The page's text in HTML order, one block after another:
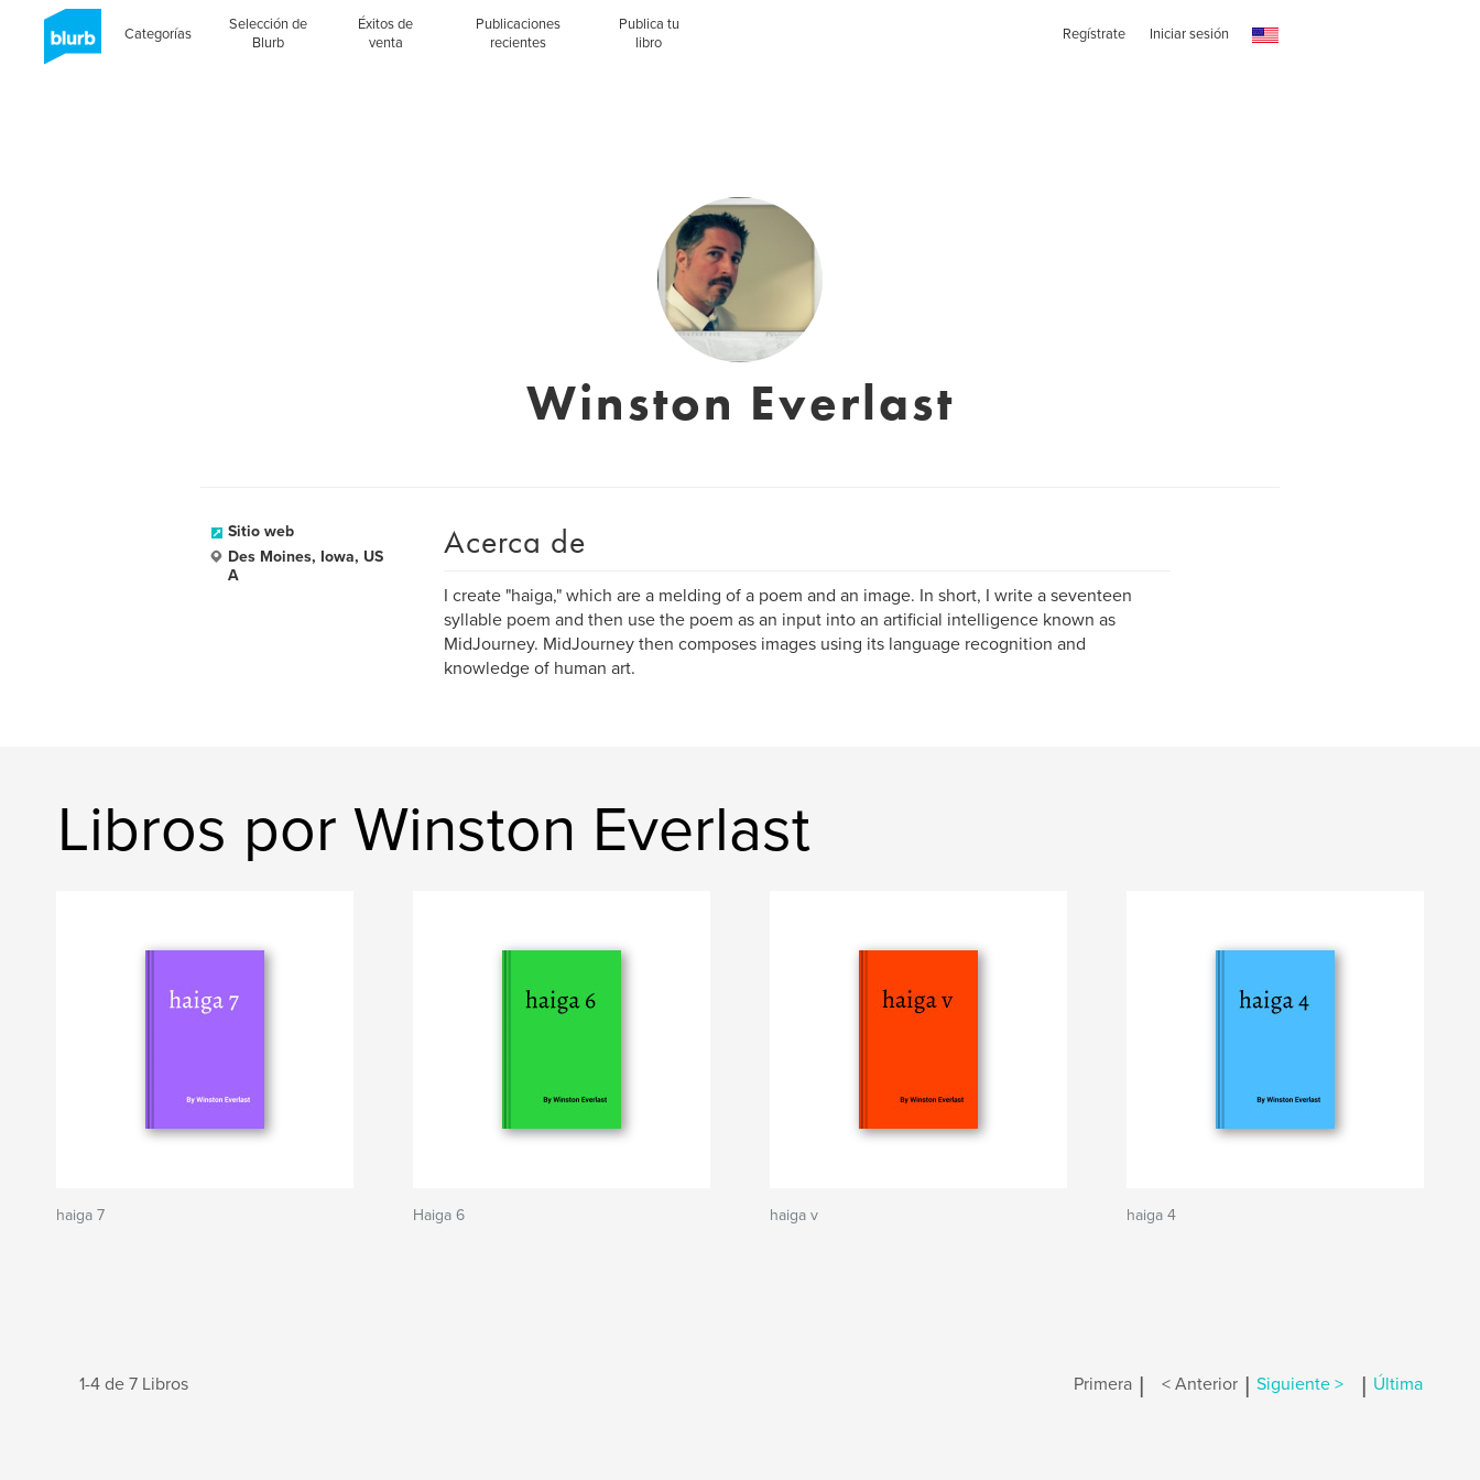
Categorías
Selección de
Blurb
Éxitos de
venta
Publicaciones
recientes
Publica tu
libro
Regístrate Iniciar sesión
Winston Everlast
Sitio web
Des Moines, Iowa, US
A
Acerca de
I create "haiga," which are a melding of a poem and an image. In short, I write a seventeen
syllable poem and then use the poem as an input into an artificial intelligence known as
MidJourney. MidJourney then composes images using its language recognition and
knowledge of human art.
Libros por Winston Everlast
haiga 7 Haiga 6 haiga v haiga 4
1-4 de 7 Libros Primera | < Anterior | Siguiente > | Última